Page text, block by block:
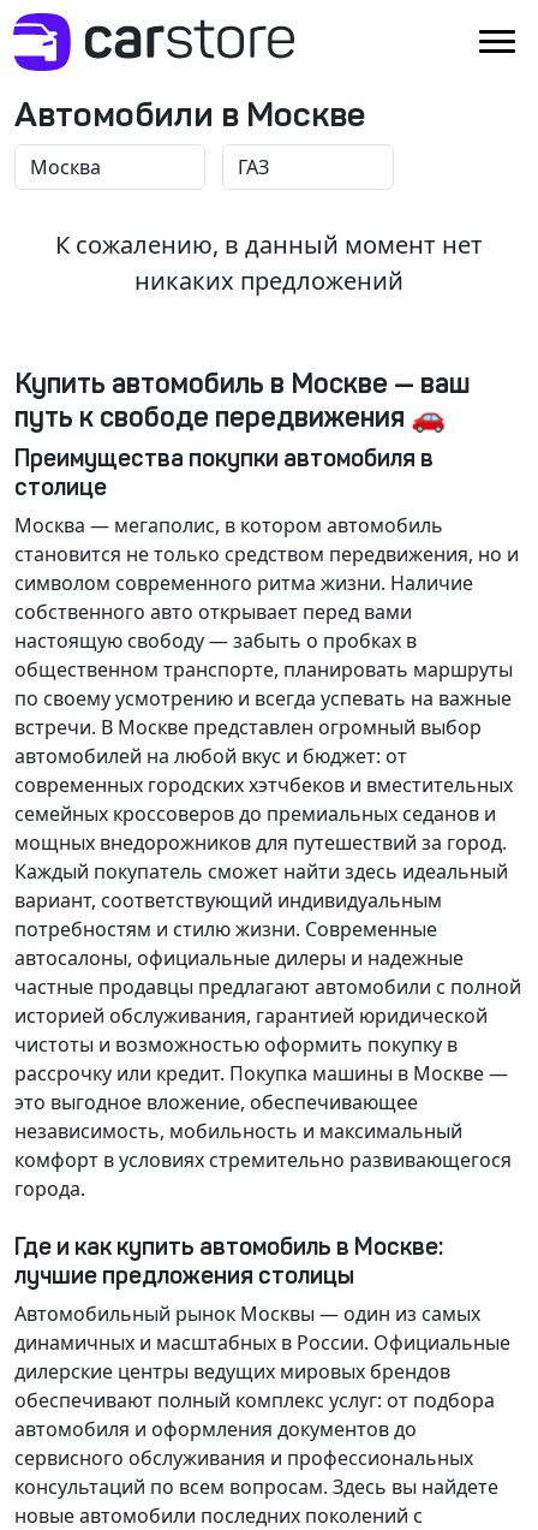
Автомобили в Москве
К сожалению, в данный момент нет
никаких предложений
Купить автомобиль в Москве — ваш
путь к свободе передвижения 🚗
Преимущества покупки автомобиля в
столице
Москва — мегаполис, в котором автомобиль
становится не только средством передвижения, но и
символом современного ритма жизни. Наличие
собственного авто открывает перед вами
настоящую свободу — забыть о пробках в
общественном транспорте, планировать маршруты
по своему усмотрению и всегда успевать на важные
встречи. В Москве представлен огромный выбор
автомобилей на любой вкус и бюджет: от
современных городских хэтчбеков и вместительных
семейных кроссоверов до премиальных седанов и
мощных внедорожников для путешествий за город.
Каждый покупатель сможет найти здесь идеальный
вариант, соответствующий индивидуальным
потребностям и стилю жизни. Современные
автосалоны, официальные дилеры и надежные
частные продавцы предлагают автомобили с полной
историей обслуживания, гарантией юридической
чистоты и возможностью оформить покупку в
рассрочку или кредит. Покупка машины в Москве —
это выгодное вложение, обеспечивающее
независимость, мобильность и максимальный
комфорт в условиях стремительно развивающегося
города.
Где и как купить автомобиль в Москве:
лучшие предложения столицы
Автомобильный рынок Москвы — один из самых
динамичных и масштабных в России. Официальные
дилерские центры ведущих мировых брендов
обеспечивают полный комплекс услуг: от подбора
автомобиля и оформления документов до
сервисного обслуживания и профессиональных
консультаций по всем вопросам. Здесь вы найдете
новые автомобили последних поколений с